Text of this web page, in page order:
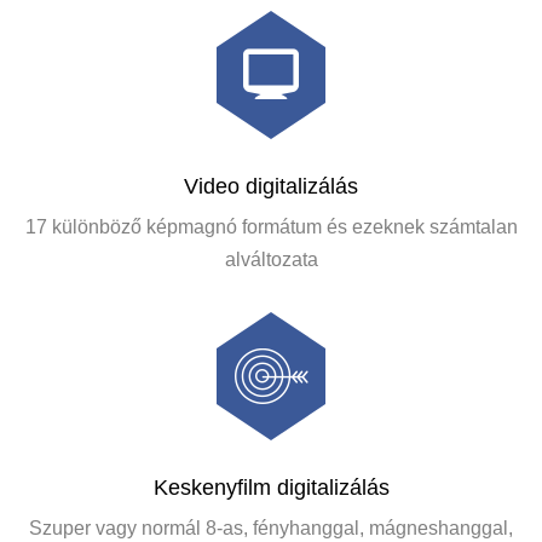
Video digitalizálás
17 különböző képmagnó formátum és ezeknek számtalan
alváltozata
Keskenyfilm digitalizálás
Szuper vagy normál 8-as, fényhanggal, mágneshanggal,